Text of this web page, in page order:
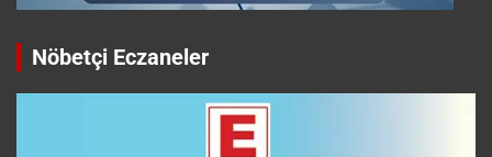
Nöbetçi Eczaneler